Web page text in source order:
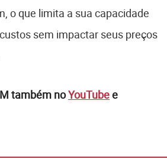
o que limita a sua capacidade
sem impactar seus preços
também noYouTubee